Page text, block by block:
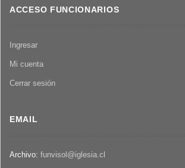
ACCESO FUNCIONARIOS
Ingresar
Mi cuenta
Cerrar sesión
EMAIL
Archivo: funvisol@iglesia.cl